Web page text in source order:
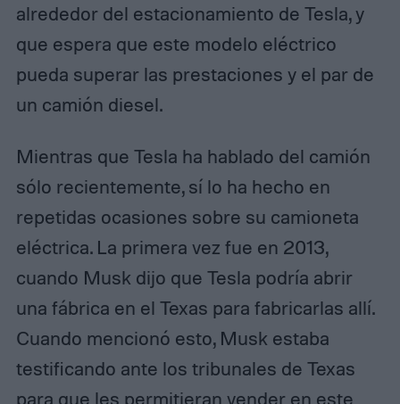
alrededor del estacionamiento de Tesla, y
que espera que este modelo eléctrico
pueda superar las prestaciones y el par de
un camión diesel.
Mientras que Tesla ha hablado del camión
sólo recientemente, sí lo ha hecho en
repetidas ocasiones sobre su camioneta
eléctrica. La primera vez fue en 2013,
cuando Musk dijo que Tesla podría abrir
una fábrica en el Texas para fabricarlas allí.
Cuando mencionó esto, Musk estaba
testificando ante los tribunales de Texas
para que les permitieran vender en este